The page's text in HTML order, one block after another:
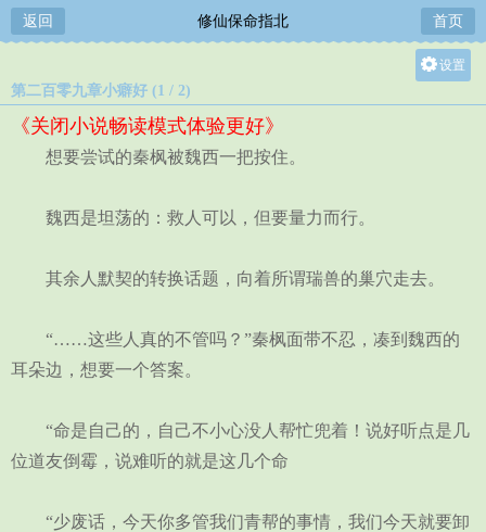
返回 修仙保命指北 首页
设置
第二百零九章小癖好 (1 / 2)
《关闭小说畅读模式体验更好》
想要尝试的秦枫被魏西一把按住。
魏西是坦荡的：救人可以，但要量力而行。
其余人默契的转换话题，向着所谓瑞兽的巢穴走去。
“……这些人真的不管吗？”秦枫面带不忍，凑到魏西的
耳朵边，想要一个答案。
“命是自己的，自己不小心没人帮忙兜着！说好听点是几
位道友倒霉，说难听的就是这几个命
“少废话，今天你多管我们青帮的事情，我们今天就要卸